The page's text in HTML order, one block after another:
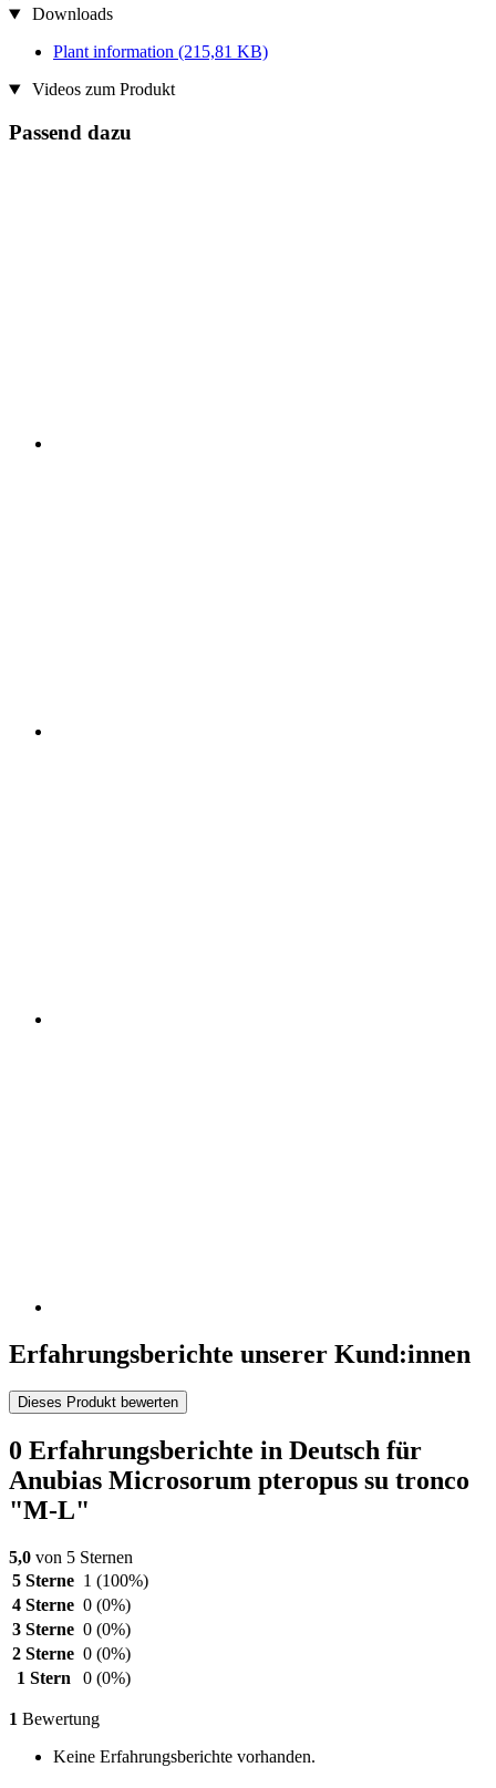
Downloads
Plant information (215,81 KB)
Videos zum Produkt
Passend dazu
Erfahrungsberichte unserer Kund:innen
Dieses Produkt bewerten
0 Erfahrungsberichte in Deutsch für
Anubias Microsorum pteropus su tronco
"M-L"
5,0 von 5 Sternen
5 Sterne 1 (100%)
4 Sterne 0 (0%)
3 Sterne 0 (0%)
2 Sterne 0 (0%)
1 Stern
0 (0%)
1 Bewertung
Keine Erfahrungsberichte vorhanden.